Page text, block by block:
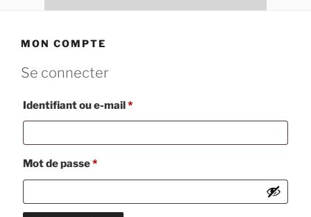
MON COMPTE
Se connecter
Identifiant ou e-mail*Obligatoire
Mot de passe*Obligatoire